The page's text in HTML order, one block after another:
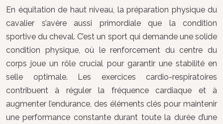
En équitation de haut niveau, la préparation physique du
cavalier s’avère aussi primordiale que la condition
sportive du cheval. C’est un sport qui demande une solide
condition physique, où le renforcement du centre du
corps joue un rôle crucial pour garantir une stabilité en
selle optimale. Les exercices cardio-respiratoires
contribuent à réguler la fréquence cardiaque et à
augmenter l’endurance, des éléments clés pour maintenir
une performance constante durant toute la durée d’une